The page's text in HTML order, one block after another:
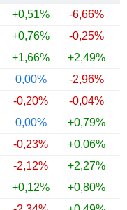
+0,51% -6,66%
+0,76% -0,25%
+1,66% +2,49%
0,00% -2,96%
-0,20% -0,04%
0,00% +0,79%
-0,23% +0,06%
-2,12% +2,27%
+0,12% +0,80%